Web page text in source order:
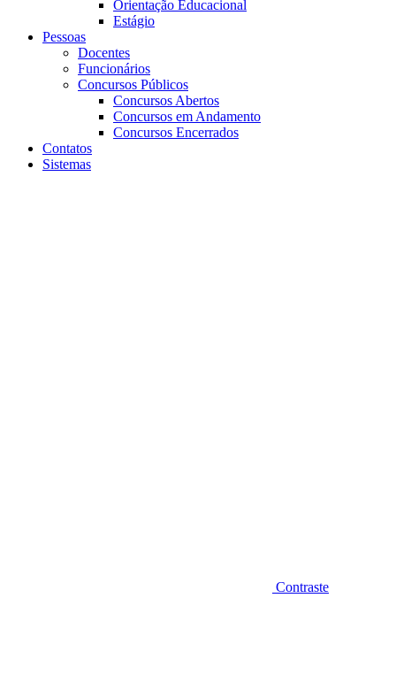
Orientação Educacional
Estágio
Pessoas
Docentes
Funcionários
Concursos Públicos
Concursos Abertos
Concursos em Andamento
Concursos Encerrados
Contatos
Sistemas
Contraste